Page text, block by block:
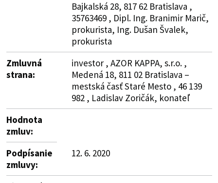
Bajkalská 28, 817 62 Bratislava ,
35763469 , Dipl. Ing. Branimir Marič,
prokurista, Ing. Dušan Švalek,
prokurista
Zmluvná
strana:
investor , AZOR KAPPA, s.r.o. ,
Medená 18, 811 02 Bratislava –
mestská časť Staré Mesto , 46 139
982 , Ladislav Zoričák, konateľ
Hodnota
zmluv:
Podpísanie
zmluvy:
12. 6. 2020